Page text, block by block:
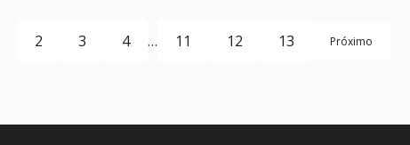
2 3 4 … 11 12 13 Próximo